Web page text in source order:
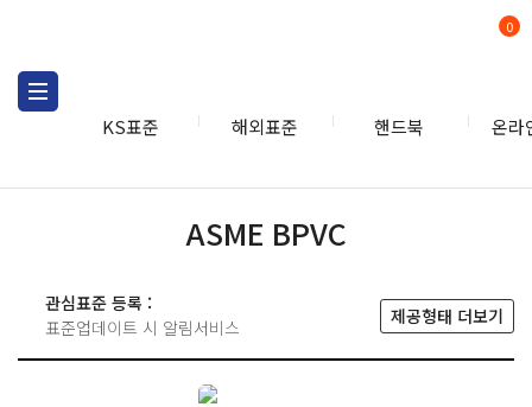
KS표준 해외표준 핸드북 온라
0
ASME BPVC
관심표준 등록 :
표준업데이트 시 알림서비스
제공형태 더보기